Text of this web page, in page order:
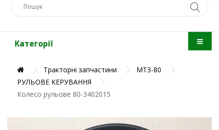
Категорії
Тракторні запчастини
МТЗ-80
РУЛЬОВЕ КЕРУВАННЯ
Колесо рульове 80-3402015